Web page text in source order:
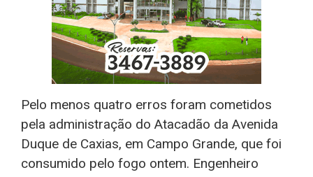
Pelo menos quatro erros foram cometidos
pela administração do Atacadão da Avenida
Duque de Caxias, em Campo Grande, que foi
consumido pelo fogo ontem. Engenheiro